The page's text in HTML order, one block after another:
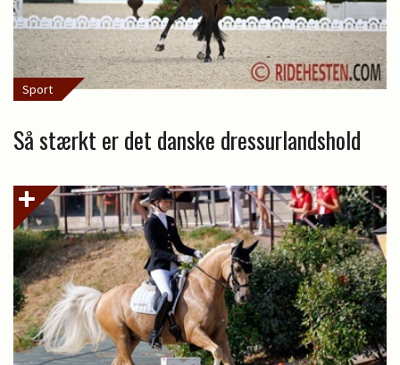
Sport
Så stærkt er det danske dressurlandshold